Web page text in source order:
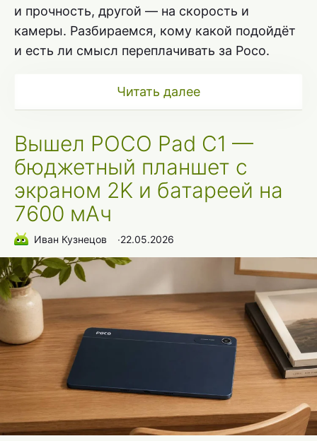
и прочность, другой — на скорость и
камеры. Разбираемся, кому какой подойдёт
и есть ли смысл переплачивать за Poco.
Читать далее
Вышел POCO Pad C1 —
бюджетный планшет с
экраном 2K и батареей на
7600 мАч
Иван Кузнецов ∙22.05.2026